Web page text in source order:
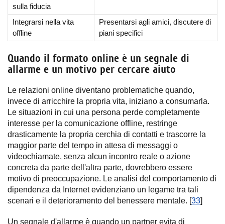
sulla fiducia
Integrarsi nella vita
offline
Presentarsi agli amici, discutere di
piani specifici
Quando il formato online è un segnale di
allarme e un motivo per cercare aiuto
Le relazioni online diventano problematiche quando,
invece di arricchire la propria vita, iniziano a consumarla.
Le situazioni in cui una persona perde completamente
interesse per la comunicazione offline, restringe
drasticamente la propria cerchia di contatti e trascorre la
maggior parte del tempo in attesa di messaggi o
videochiamate, senza alcun incontro reale o azione
concreta da parte dell'altra parte, dovrebbero essere
motivo di preoccupazione. Le analisi del comportamento di
dipendenza da Internet evidenziano un legame tra tali
scenari e il deterioramento del benessere mentale. [33]
Un segnale d'allarme è quando un partner evita di